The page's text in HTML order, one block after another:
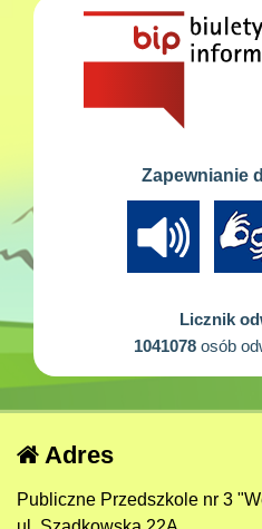
Zapewnianie
Licznik
1041078osób
Adres
Publiczne Przedszkole nr 3